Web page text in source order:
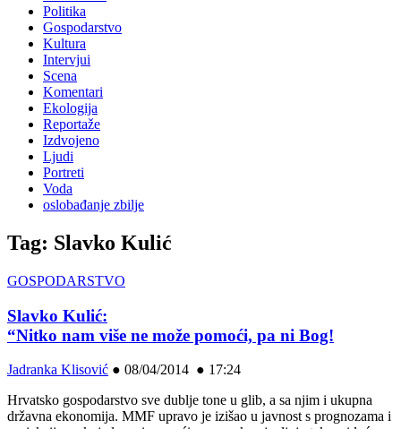
Politika
Gospodarstvo
Kultura
Intervjui
Scena
Komentari
Ekologija
Reportaže
Izdvojeno
Ljudi
Portreti
Voda
oslobađanje zbilje
Tag: Slavko Kulić
GOSPODARSTVO
Slavko Kulić:
“Nitko nam više ne može pomoći, pa ni Bog!
Jadranka Klisović ● 08/04/2014 ● 17:24
Hrvatsko gospodarstvo sve dublje tone u glib, a sa njim i ukupna
državna ekonomija. MMF upravo je izišao u javnost s prognozama i